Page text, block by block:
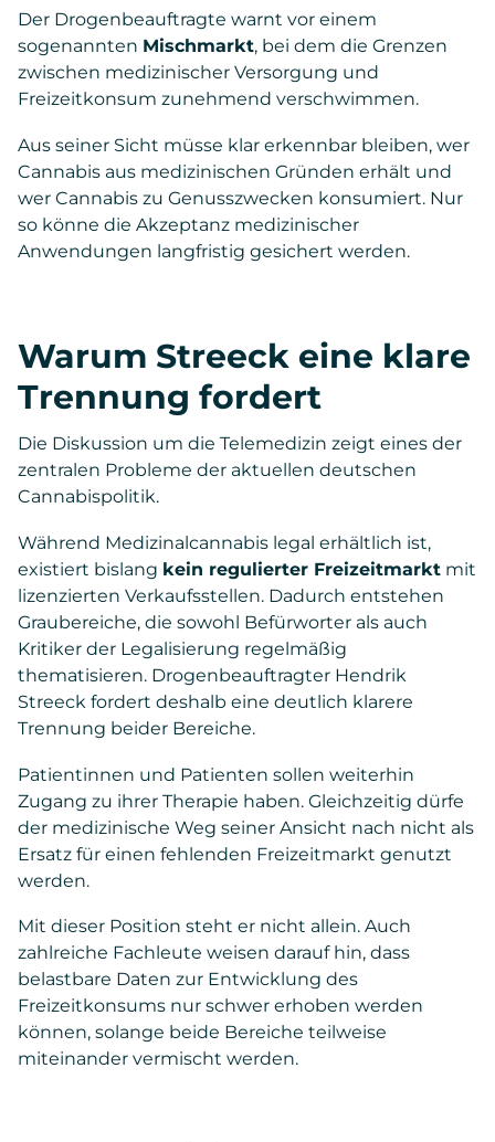
Der Drogenbeauftragte warnt vor einem
sogenannten Mischmarkt, bei dem die Grenzen
zwischen medizinischer Versorgung und
Freizeitkonsum zunehmend verschwimmen.
Aus seiner Sicht müsse klar erkennbar bleiben, wer
Cannabis aus medizinischen Gründen erhält und
wer Cannabis zu Genusszwecken konsumiert. Nur
so könne die Akzeptanz medizinischer
Anwendungen langfristig gesichert werden.
Warum Streeck eine klare
Trennung fordert
Die Diskussion um die Telemedizin zeigt eines der
zentralen Probleme der aktuellen deutschen
Cannabispolitik.
Während Medizinalcannabis legal erhältlich ist,
existiert bislang kein regulierter Freizeitmarkt mit
lizenzierten Verkaufsstellen. Dadurch entstehen
Graubereiche, die sowohl Befürworter als auch
Kritiker der Legalisierung regelmäßig
thematisieren. Drogenbeauftragter Hendrik
Streeck fordert deshalb eine deutlich klarere
Trennung beider Bereiche.
Patientinnen und Patienten sollen weiterhin
Zugang zu ihrer Therapie haben. Gleichzeitig dürfe
der medizinische Weg seiner Ansicht nach nicht als
Ersatz für einen fehlenden Freizeitmarkt genutzt
werden.
Mit dieser Position steht er nicht allein. Auch
zahlreiche Fachleute weisen darauf hin, dass
belastbare Daten zur Entwicklung des
Freizeitkonsums nur schwer erhoben werden
können, solange beide Bereiche teilweise
miteinander vermischt werden.